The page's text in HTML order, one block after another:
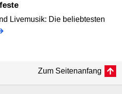
Livemusik: Die beliebtesten
Zum Seitenanfang